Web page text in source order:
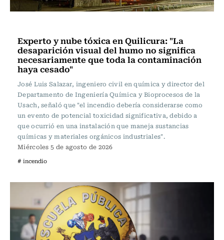
Experto y nube tóxica en Quilicura: "La
desaparición visual del humo no significa
necesariamente que toda la contaminación
haya cesado"
José Luis Salazar, ingeniero civil en química y director del
Departamento de Ingeniería Química y Bioprocesos de la
Usach, señaló que "el incendio debería considerarse como
un evento de potencial toxicidad significativa, debido a
que ocurrió en una instalación que maneja sustancias
químicas y materiales orgánicos industriales".
Miércoles 5 de agosto de 2026
# incendio